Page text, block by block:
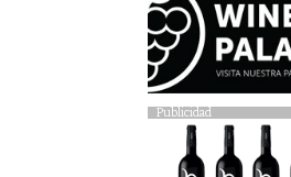
Publicidad